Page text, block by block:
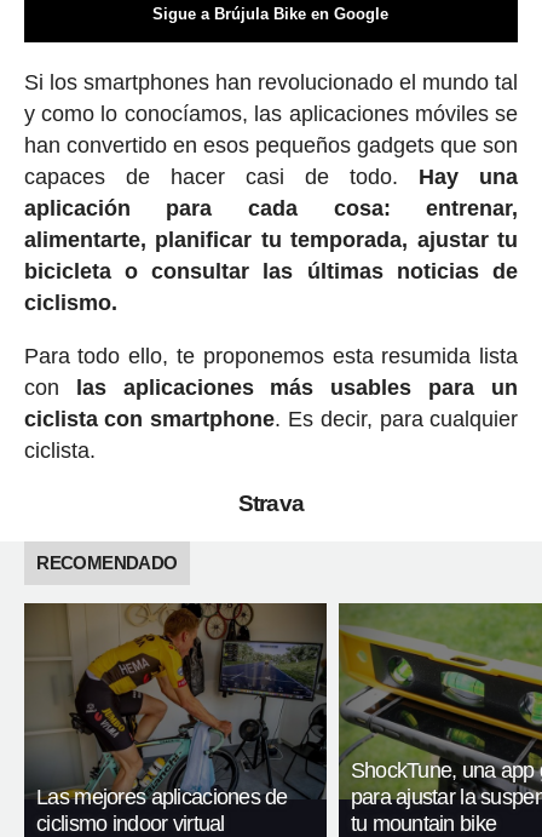
Sigue a Brújula Bike en Google
Si los smartphones han revolucionado el mundo tal
y como lo conocíamos, las aplicaciones móviles se
han convertido en esos pequeños gadgets que son
capaces de hacer casi de todo. Hay una
aplicación para cada cosa: entrenar,
alimentarte, planificar tu temporada, ajustar tu
bicicleta o consultar las últimas noticias de
ciclismo.
Para todo ello, te proponemos esta resumida lista
con
las aplicaciones más usables para un
ciclista con smartphone. Es decir, para cualquier
ciclista.
Strava
RECOMENDADO
Las mejores aplicaciones de
ciclismo indoor virtual
ShockTune, una app
para ajustar la
tu mountain bike